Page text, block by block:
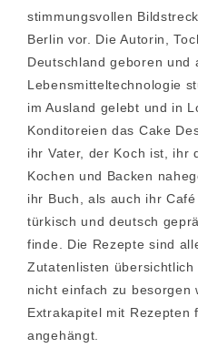
stimmungsvollen
Berlin vor. Die Autorin,
Deutschland geboren und
Lebensmitteltechnologie
im Ausland gelebt und in
Konditoreien das Cake
ihr Vater, der Koch ist, ihr
Kochen und Backen
ihr Buch, als auch ihr
türkisch und deutsch
finde. Die Rezepte sind
Zutatenlisten
nicht einfach zu besorgen
Extrakapitel mit Rezepten
angehängt.